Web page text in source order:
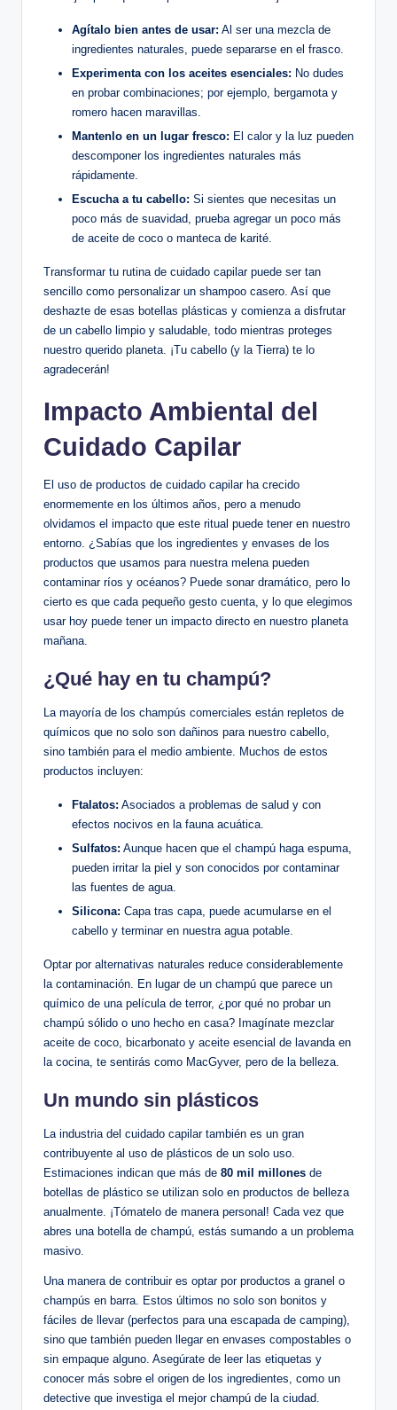
Agítalo bien antes de usar: Al ser una mezcla de
ingredientes naturales, puede separarse en el frasco.
Experimenta con los aceites esenciales: No dudes
en probar combinaciones; por ejemplo, bergamota y
romero hacen maravillas.
Mantenlo en un lugar fresco: El calor y la luz pueden
descomponer los ingredientes naturales más
rápidamente.
Escucha a tu cabello: Si sientes que necesitas un
poco más de suavidad, prueba agregar un poco más
de aceite de coco o manteca de karité.
Transformar tu rutina de cuidado capilar puede ser tan
sencillo como personalizar un shampoo casero. Así que
deshazte de esas botellas plásticas y comienza a disfrutar
de un cabello limpio y saludable, todo mientras proteges
nuestro querido planeta. ¡Tu cabello (y la Tierra) te lo
agradecerán!
Impacto Ambiental del
Cuidado Capilar
El uso de productos de cuidado capilar ha crecido
enormemente en los últimos años, pero a menudo
olvidamos el impacto que este ritual puede tener en nuestro
entorno. ¿Sabías que los ingredientes y envases de los
productos que usamos para nuestra melena pueden
contaminar ríos y océanos? Puede sonar dramático, pero lo
cierto es que cada pequeño gesto cuenta, y lo que elegimos
usar hoy puede tener un impacto directo en nuestro planeta
mañana.
¿Qué hay en tu champú?
La mayoría de los champús comerciales están repletos de
químicos que no solo son dañinos para nuestro cabello,
sino también para el medio ambiente. Muchos de estos
productos incluyen:
Ftalatos: Asociados a problemas de salud y con
efectos nocivos en la fauna acuática.
Sulfatos: Aunque hacen que el champú haga espuma,
pueden irritar la piel y son conocidos por contaminar
las fuentes de agua.
Silicona: Capa tras capa, puede acumularse en el
cabello y terminar en nuestra agua potable.
Optar por alternativas naturales reduce considerablemente
la contaminación. En lugar de un champú que parece un
químico de una película de terror, ¿por qué no probar un
champú sólido o uno hecho en casa? Imagínate mezclar
aceite de coco, bicarbonato y aceite esencial de lavanda en
la cocina, te sentirás como MacGyver, pero de la belleza.
Un mundo sin plásticos
La industria del cuidado capilar también es un gran
contribuyente al uso de plásticos de un solo uso.
Estimaciones indican que más de 80 mil millones de
botellas de plástico se utilizan solo en productos de belleza
anualmente. ¡Tómatelo de manera personal! Cada vez que
abres una botella de champú, estás sumando a un problema
masivo.
Una manera de contribuir es optar por productos a granel o
champús en barra. Estos últimos no solo son bonitos y
fáciles de llevar (perfectos para una escapada de camping),
sino que también pueden llegar en envases compostables o
sin empaque alguno. Asegúrate de leer las etiquetas y
conocer más sobre el origen de los ingredientes, como un
detective que investiga el mejor champú de la ciudad.